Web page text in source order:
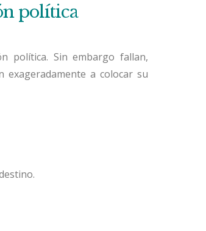
política
política. Sin embargo fallan,
exageradamente a colocar su